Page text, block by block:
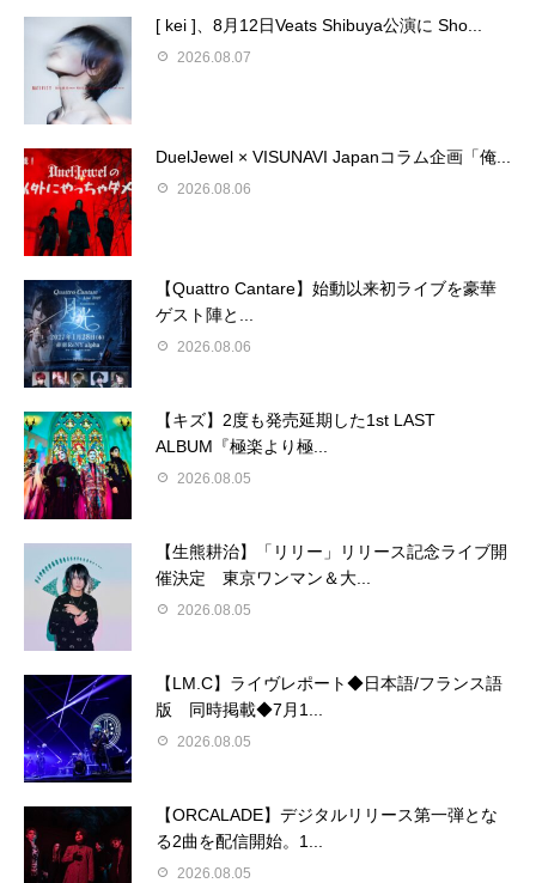
[ kei ]、8月12日Veats Shibuya公演に Sho...
2026.08.07
DuelJewel × VISUNAVI Japanコラム企画「俺...
2026.08.06
【Quattro Cantare】始動以来初ライブを豪華
ゲスト陣と...
2026.08.06
【キズ】2度も発売延期した1st LAST
ALBUM『極楽より極...
2026.08.05
【生熊耕治】「リリー」リリース記念ライブ開
催決定 東京ワンマン＆大...
2026.08.05
【LM.C】ライヴレポート◆日本語/フランス語
版 同時掲載◆7月1...
2026.08.05
【ORCALADE】デジタルリリース第一弾とな
る2曲を配信開始。1...
2026.08.05